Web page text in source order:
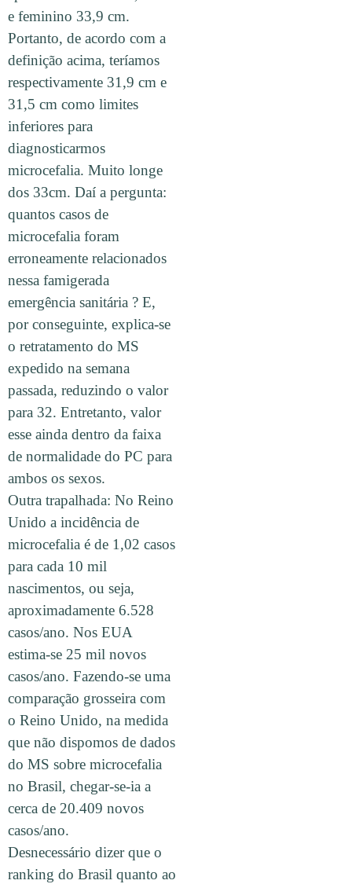
e feminino 33,9 cm.
Portanto, de acordo com a
definição acima, teríamos
respectivamente 31,9 cm e
31,5 cm como limites
inferiores para
diagnosticarmos
microcefalia. Muito longe
dos 33cm. Daí a pergunta:
quantos casos de
microcefalia foram
erroneamente relacionados
nessa famigerada
emergência sanitária ? E,
por conseguinte, explica-se
o retratamento do MS
expedido na semana
passada, reduzindo o valor
para 32. Entretanto, valor
esse ainda dentro da faixa
de normalidade do PC para
ambos os sexos.
Outra trapalhada: No Reino
Unido a incidência de
microcefalia é de 1,02 casos
para cada 10 mil
nascimentos, ou seja,
aproximadamente 6.528
casos/ano. Nos EUA
estima-se 25 mil novos
casos/ano. Fazendo-se uma
comparação grosseira com
o Reino Unido, na medida
que não dispomos de dados
do MS sobre microcefalia
no Brasil, chegar-se-ia a
cerca de 20.409 novos
casos/ano.
Desnecessário dizer que o
ranking do Brasil quanto ao